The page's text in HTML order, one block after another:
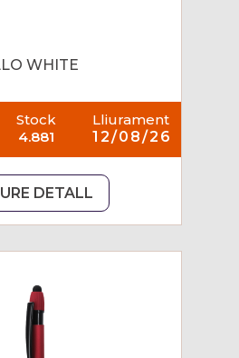
WHITE
Stock
4.881
Lliurament
12/08/26
DETALL